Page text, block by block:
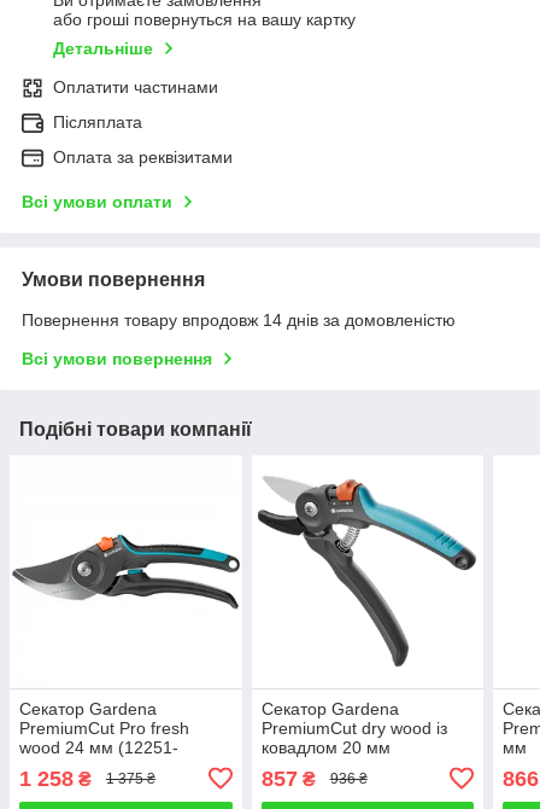
або гроші повернуться на вашу картку
Детальніше
Оплатити частинами
Післяплата
Оплата за реквізитами
Всі умови оплати
Умови повернення
Повернення товару впродовж 14 днів за домовленістю
Всі умови повернення
Подібні товари компанії
Секатор Gardena
PremiumCut Pro fresh
wood 24 мм (12251-
1 258 ₴ 1 375 ₴
Секатор Gardena
PremiumCut dry wood із
ковадлом 20 мм
857₴ 936 ₴
мм
866